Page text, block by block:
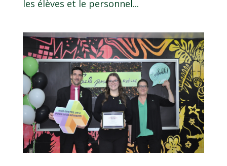
les élèves et le personnel...